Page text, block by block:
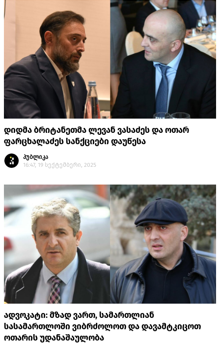
დიდმა ბრიტანეთმა ლევან ვასაძეს და ოთარ
ფარცხალაძეს სანქციები დაუწესა
პუბლიკა
16:47, 19 სექტემბერი, 2025
ადვოკატი: მზად ვართ, სამართლიან
სასამართლოში ვიბრძოლოთ და დავამტკიცოთ
ოთარის უდანაშაულობა